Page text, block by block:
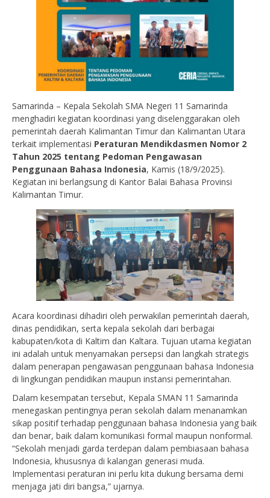
Samarinda – Kepala Sekolah SMA Negeri 11 Samarinda
menghadiri kegiatan koordinasi yang diselenggarakan oleh
pemerintah daerah Kalimantan Timur dan Kalimantan Utara
terkait implementasi Peraturan Mendikdasmen Nomor 2
Tahun 2025 tentang Pedoman Pengawasan
Penggunaan Bahasa Indonesia, Kamis (18/9/2025).
Kegiatan ini berlangsung di Kantor Balai Bahasa Provinsi
Kalimantan Timur.
Acara koordinasi dihadiri oleh perwakilan pemerintah daerah,
dinas pendidikan, serta kepala sekolah dari berbagai
kabupaten/kota di Kaltim dan Kaltara. Tujuan utama kegiatan
ini adalah untuk menyamakan persepsi dan langkah strategis
dalam penerapan pengawasan penggunaan bahasa Indonesia
di lingkungan pendidikan maupun instansi pemerintahan.
Dalam kesempatan tersebut, Kepala SMAN 11 Samarinda
menegaskan pentingnya peran sekolah dalam menanamkan
sikap positif terhadap penggunaan bahasa Indonesia yang baik
dan benar, baik dalam komunikasi formal maupun nonformal.
“Sekolah menjadi garda terdepan dalam pembiasaan bahasa
Indonesia, khususnya di kalangan generasi muda.
Implementasi peraturan ini perlu kita dukung bersama demi
menjaga jati diri bangsa,” ujarnya.